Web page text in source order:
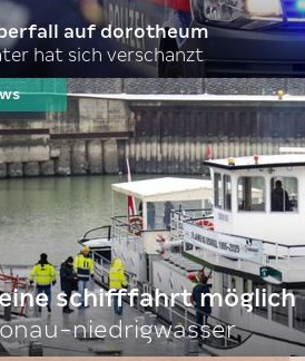
auf dorotheum
hat sich verschanzt
schifffahrt möglich
niedrigwasser